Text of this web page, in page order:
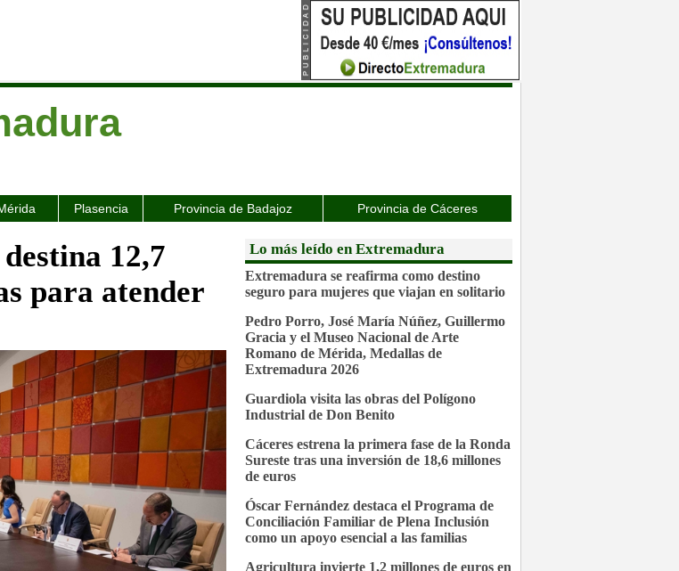
Plasencia Provincia de Badajoz Provincia de Cáceres
12,7
para atender
Lo más leído en Extremadura
Extremadura se reafirma como destino
seguro para mujeres que viajan en solitario
Pedro Porro, José María Núñez, Guillermo
Gracia y el Museo Nacional de Arte
Romano de Mérida, Medallas de
Extremadura 2026
Guardiola visita las obras del Polígono
Industrial de Don Benito
Cáceres estrena la primera fase de la Ronda
Sureste tras una inversión de 18,6 millones
de euros
Óscar Fernández destaca el Programa de
Conciliación Familiar de Plena Inclusión
como un apoyo esencial a las familias
Agricultura invierte 1,2 millones de euros en